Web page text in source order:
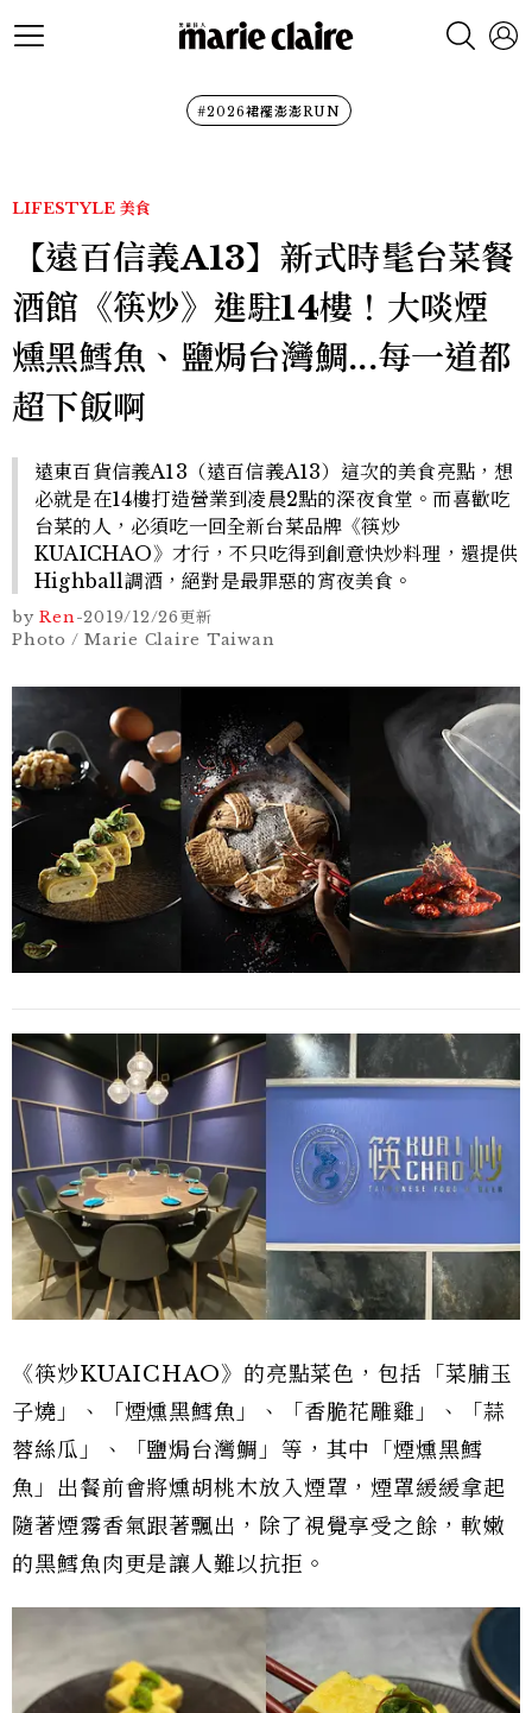
#2026裙襬澎澎RUN
LIFESTYLE 美食
【遠百信義A13】新式時髦台菜餐
酒館《筷炒》進駐14樓！大啖煙
燻黑鱈魚、鹽焗台灣鯛...每一道都
超下飯啊
遠東百貨信義A13（遠百信義A13）這次的美食亮點，想
必就是在14樓打造營業到凌晨2點的深夜食堂。而喜歡吃
台菜的人，必須吃一回全新台菜品牌《筷炒
KUAICHAO》才行，不只吃得到創意快炒料理，還提供
Highball調酒，絕對是最罪惡的宵夜美食。
by Ren-2019/12/26更新
Photo / Marie Claire Taiwan
《筷炒KUAICHAO》的亮點菜色，包括「菜脯玉
子燒」、「煙燻黑鱈魚」、「香脆花雕雞」、「蒜
蓉絲瓜」、「鹽焗台灣鯛」等，其中「煙燻黑鱈
魚」出餐前會將燻胡桃木放入煙罩，煙罩緩緩拿起
隨著煙霧香氣跟著飄出，除了視覺享受之餘，軟嫩
的黑鱈魚肉更是讓人難以抗拒。